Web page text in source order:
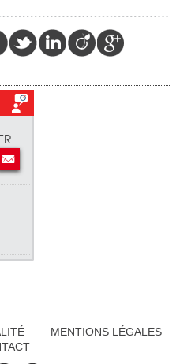
MENTIONS LÉGALES